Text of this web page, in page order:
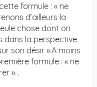
formule : « ne
d’ailleurs la
chose dont on
dans la perspective
son désir ».A moins
formule : « ne
»…